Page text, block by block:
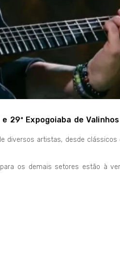
29ª Expogoiaba de
diversos artistas, desde clássicos
os demais setores estão à